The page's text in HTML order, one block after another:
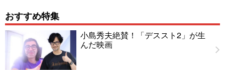
おすすめ特集
小島秀夫絶賛！「デススト2」が生
んだ映画